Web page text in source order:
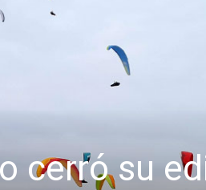
cerró su